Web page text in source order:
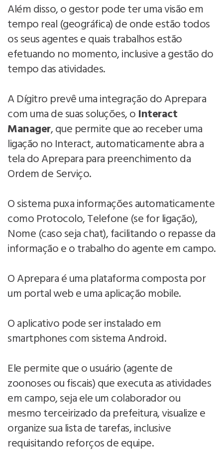
Além disso, o gestor pode ter uma visão em
tempo real (geográfica) de onde estão todos
os seus agentes e quais trabalhos estão
efetuando no momento, inclusive a gestão do
tempo das atividades.
A Dígitro prevê uma integração do Aprepara
com uma de suas soluções, o Interact
Manager, que permite que ao receber uma
ligação no Interact, automaticamente abra a
tela do Aprepara para preenchimento da
Ordem de Serviço.
O sistema puxa informações automaticamente
como Protocolo, Telefone (se for ligação),
Nome (caso seja chat), facilitando o repasse da
informação e o trabalho do agente em campo.
O Aprepara é uma plataforma composta por
um portal web e uma aplicação mobile.
O aplicativo pode ser instalado em
smartphones com sistema Android.
Ele permite que o usuário (agente de
zoonoses ou fiscais) que executa as atividades
em campo, seja ele um colaborador ou
mesmo terceirizado da prefeitura, visualize e
organize sua lista de tarefas, inclusive
requisitando reforços de equipe.